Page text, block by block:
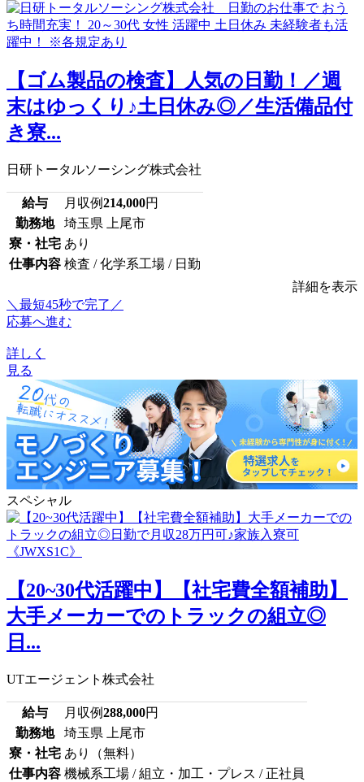
【ゴム製品の検査】人気の日勤！／週
末はゆっくり♪土日休み◎／生活備品付
き寮...
日研トータルソーシング株式会社
給与 月収例214,000円
勤務地
埼玉県 上尾市
寮・社宅 あり
仕事内容 検査 / 化学系工場 / 日勤
詳細を表示
＼最短45秒で完了／
応募へ進む
詳しく
見る
スペシャル
【20~30代活躍中】【社宅費全額補助】
大手メーカーでのトラックの組立◎
日...
UTエージェント株式会社
給与 月収例288,000円
勤務地
埼玉県 上尾市
寮・社宅 あり（無料）
仕事内容 機械系工場 / 組立・加工・プレス / 正社員